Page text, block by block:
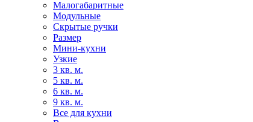
Малогабаритные
Модульные
Скрытые ручки
Размер
Мини-кухни
Узкие
3 кв. м.
5 кв. м.
6 кв. м.
9 кв. м.
Все для кухни